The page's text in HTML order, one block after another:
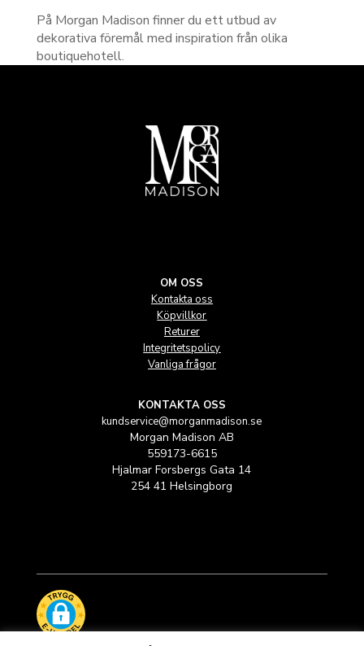
På Morgan Madison finner du ett utbud av
dekorativa föremål med inspiration från olika
boutiquehotell.
OM OSS
Kontakta oss
Köpvillkor
Returer
Integritetspolicy
Vanliga frågor
KONTAKTA OSS
kundservice@morganmadison.se
Morgan Madison AB
559173-6615
Hjalmar Forsbergs Gata 14
254 41 Helsingborg